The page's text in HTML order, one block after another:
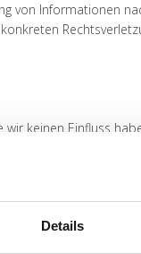
Details
von Informationen
keinen Einfluss
oder Betreiber
zum Zeitpunkt der
nicht zumutbar.